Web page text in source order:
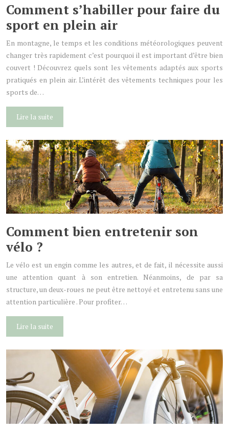
Comment s’habiller pour faire du
sport en plein air
En montagne, le temps et les conditions météorologiques peuvent
changer très rapidement c’est pourquoi il est important d’être bien
couvert ! Découvrez quels sont les vêtements adaptés aux sports
pratiqués en plein air. L’intérêt des vêtements techniques pour les
sports de…
Lire la suite
Comment bien entretenir son
vélo ?
Le vélo est un engin comme les autres, et de fait, il nécessite aussi
une attention quant à son entretien. Néanmoins, de par sa
structure, un deux-roues ne peut être nettoyé et entretenu sans une
attention particulière . Pour profiter…
Lire la suite